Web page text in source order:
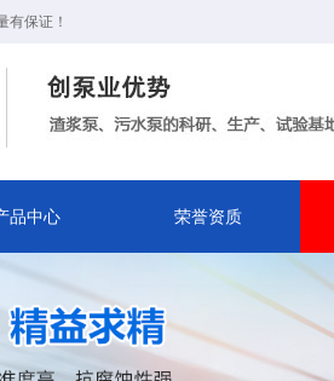
有保证！
品中心 荣誉资质